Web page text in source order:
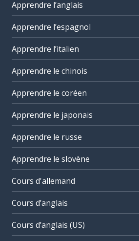
Apprendre l’anglais
Apprendre l’espagnol
Apprendre l’italien
Apprendre le chinois
Apprendre le coréen
Apprendre le japonais
Apprendre le russe
Apprendre le slovène
Cours d'allemand
Cours d’anglais
Cours d’anglais (US)